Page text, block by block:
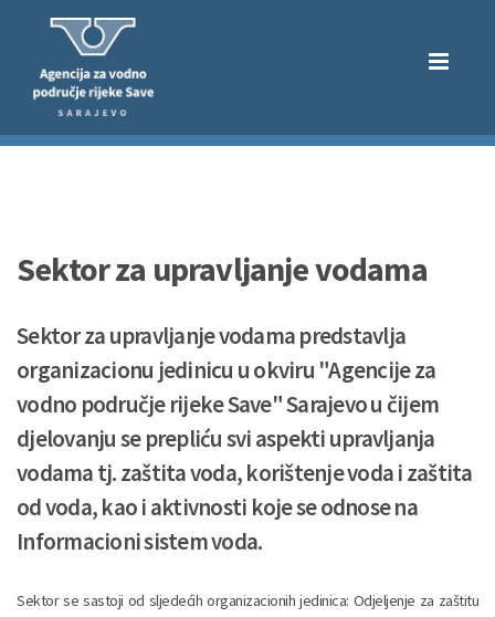
Sektor za upravljanje vodama
Sektor za upravljanje vodama predstavlja
organizacionu jedinicu u okviru "Agencije za
vodno područje rijeke Save" Sarajevo u čijem
djelovanju se prepliću svi aspekti upravljanja
vodama tj. zaštita voda, korištenje voda i zaštita
od voda, kao i aktivnosti koje se odnose na
Informacioni sistem voda.
Sektor se sastoji od sljedećih organizacionih jedinica: Odjeljenje za zaštitu